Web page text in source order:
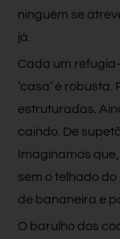
ninguém se
já.
Cada um
‘casa’ é
estruturadas.
caindo. De
Imaginamos
sem o telhado
de bananeira e
O barulho dos